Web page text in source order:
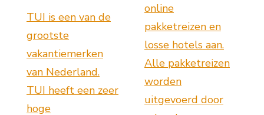
TUI is een van de
grootste
vakantiemerken
van Nederland.
TUI heeft een zeer
hoge
online
pakketreizen en
losse hotels aan.
Alle pakketreizen
worden
uitgevoerd door